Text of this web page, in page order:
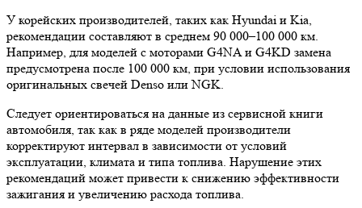
У корейских производителей, таких как Hyundai и Kia,
рекомендации составляют в среднем 90 000–100 000 км.
Например, для моделей с моторами G4NA и G4KD замена
предусмотрена после 100 000 км, при условии использования
оригинальных свечей Denso или NGK.
Следует ориентироваться на данные из сервисной книги
автомобиля, так как в ряде моделей производители
корректируют интервал в зависимости от условий
эксплуатации, климата и типа топлива. Нарушение этих
рекомендаций может привести к снижению эффективности
зажигания и увеличению расхода топлива.